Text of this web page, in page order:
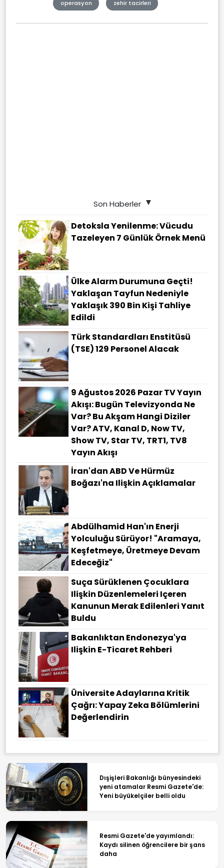
operasyon zehir tacirleri
Son Haberler
Detoksla Yenilenme: Vücudu
Tazeleyen 7 Günlük Örnek Menü
Ülke Alarm Durumuna Geçti!
Yaklaşan Tayfun Nedeniyle
Yaklaşık 390 Bin Kişi Tahliye
Edildi
Türk Standardları Enstitüsü
(TSE) 129 Personel Alacak
9 Ağustos 2026 Pazar TV Yayın
Akışı: Bugün Televizyonda Ne
Var? Bu Akşam Hangi Diziler
Var? ATV, Kanal D, Now TV,
Show TV, Star TV, TRT1, TV8
Yayın Akışı
İran'dan ABD Ve Hürmüz
Boğazı'na Ilişkin Açıklamalar
Abdülhamid Han'ın Enerji
Yolculuğu Sürüyor! "Aramaya,
Keşfetmeye, Üretmeye Devam
Edeceğiz"
Suça Sürüklenen Çocuklara
Ilişkin Düzenlemeleri Içeren
Kanunun Merak Edilenleri Yanıt
Buldu
Bakanlıktan Endonezya'ya
Ilişkin E-Ticaret Rehberi
Üniversite Adaylarına Kritik
Çağrı: Yapay Zeka Bölümlerini
Değerlendirin
Dışişleri Bakanlığı bünyesindeki
yeni atamalar Resmi Gazete'de:
Yeni büyükelçiler belli oldu
Resmi Gazete'de yayımlandı:
Kaydı silinen öğrencilere bir şans
daha